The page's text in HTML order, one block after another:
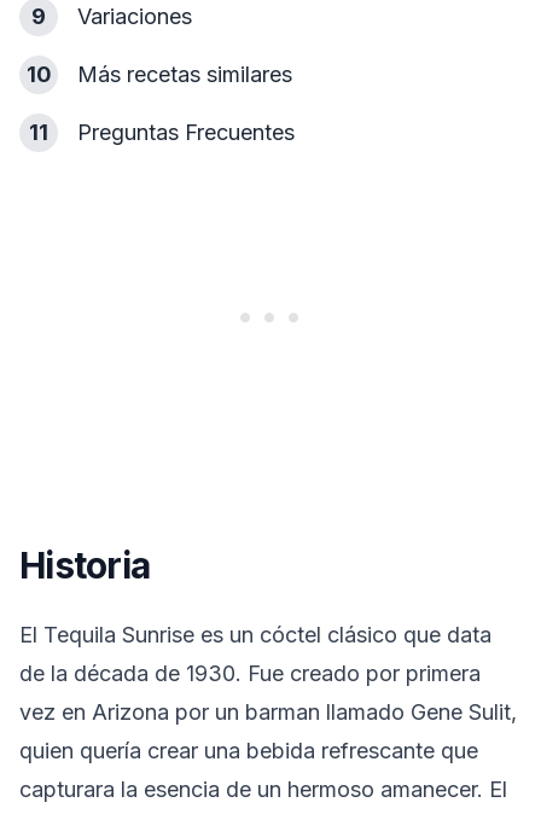
9 Variaciones
10 Más recetas similares
11 Preguntas Frecuentes
Historia
El Tequila Sunrise es un cóctel clásico que data
de la década de 1930. Fue creado por primera
vez en Arizona por un barman llamado Gene Sulit,
quien quería crear una bebida refrescante que
capturara la esencia de un hermoso amanecer. El